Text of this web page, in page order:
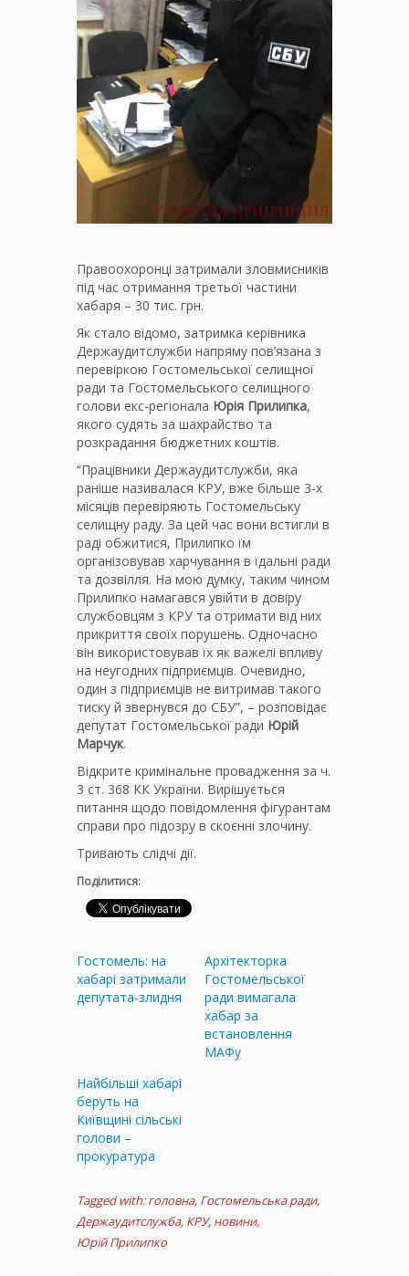
Правоохоронці затримали зловмисників
під час отримання третьої частини
хабаря – 30 тис. грн.
Як стало відомо, затримка керівника
Держаудитслужби напряму пов’язана з
перевіркою Гостомельської селищної
ради та Гостомельського селищного
голови екс-регіонала Юрія Прилипка,
якого судять за шахрайство та
розкрадання бюджетних коштів.
“Працівники Держаудитслужби, яка
раніше називалася КРУ, вже більше 3-х
місяців перевіряють Гостомельську
селищну раду. За цей час вони встигли в
раді обжитися, Прилипко їм
організовував харчування в їдальні ради
та дозвілля. На мою думку, таким чином
Прилипко намагався увійти в довіру
службовцям з КРУ та отримати від них
прикриття своїх порушень. Одночасно
він використовував їх як важелі впливу
на неугодних підприємців. Очевидно,
один з підприємців не витримав такого
тиску й звернувся до СБУ”, – розповідає
депутат Гостомельської ради Юрій
Марчук.
Відкрите кримінальне провадження за ч.
3 ст. 368 КК України. Вирішується
питання щодо повідомлення фігурантам
справи про підозру в скоєнні злочину.
Тривають слідчі дії.
Поділитися:
Гостомель: на
хабарі затримали
депутата-злидня
Архітекторка
Гостомельської
ради вимагала
хабар за
встановлення
МАФу
Найбільші хабарі
беруть на
Київщині сільські
голови –
прокуратура
Tagged with: головна, Гостомельська ради,
Держаудитслужба, КРУ, новини,
Юрій Прилипко